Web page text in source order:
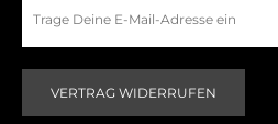
VERTRAG WIDERRUFEN